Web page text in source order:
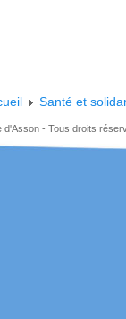
Santé et
d'Asson - Tous droits